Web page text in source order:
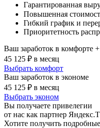
Гарантированная
Повышенная
Гибкий график и
Приоритетность
Ваш заработок в комфорте +
45 125 ₽ в месяц
Выбрать комфорт
Ваш заработок в экономе
45 125 ₽ в месяц
Выбрать эконом
Вы получаете привелегии
от нас как партнер
Хотите получить